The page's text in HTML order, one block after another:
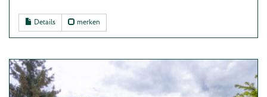
Details merken